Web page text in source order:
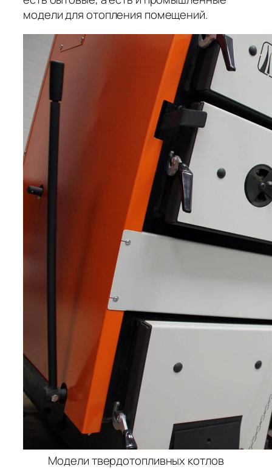
модели для отопления помещений.
Модели твердотопливных котлов